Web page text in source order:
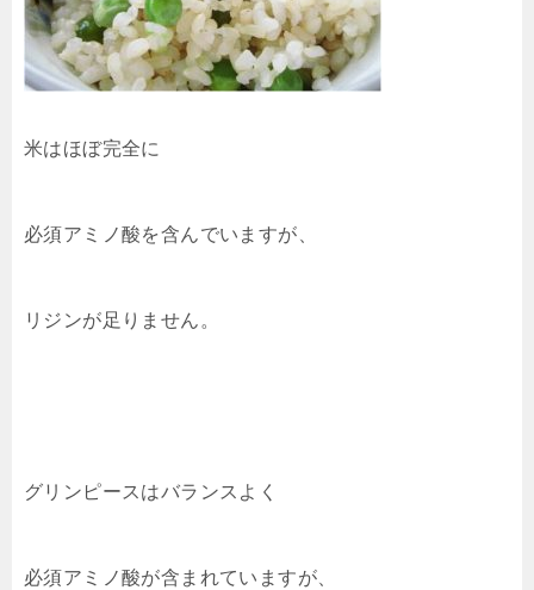
米はほぼ完全に
必須アミノ酸を含んでいますが、
リジンが足りません。
グリンピースはバランスよく
必須アミノ酸が含まれていますが、